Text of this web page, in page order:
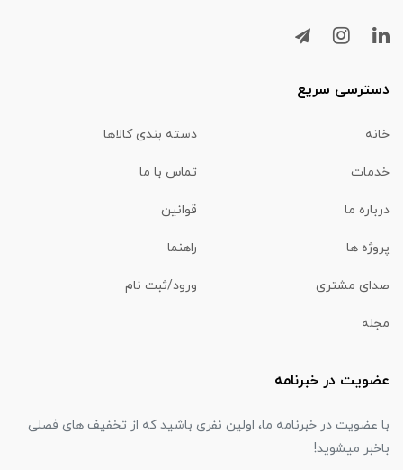
دسترسی سریع
خانه دسته بندی کالاها
خدمات تماس با ما
درباره ما قوانین
پروژه ها راهنما
صدای مشتری ورود/ثبت نام
مجله
عضویت در خبرنامه
با عضویت در خبرنامه ما، اولین نفری باشید که از تخفیف های فصلی
باخبر میشوید!